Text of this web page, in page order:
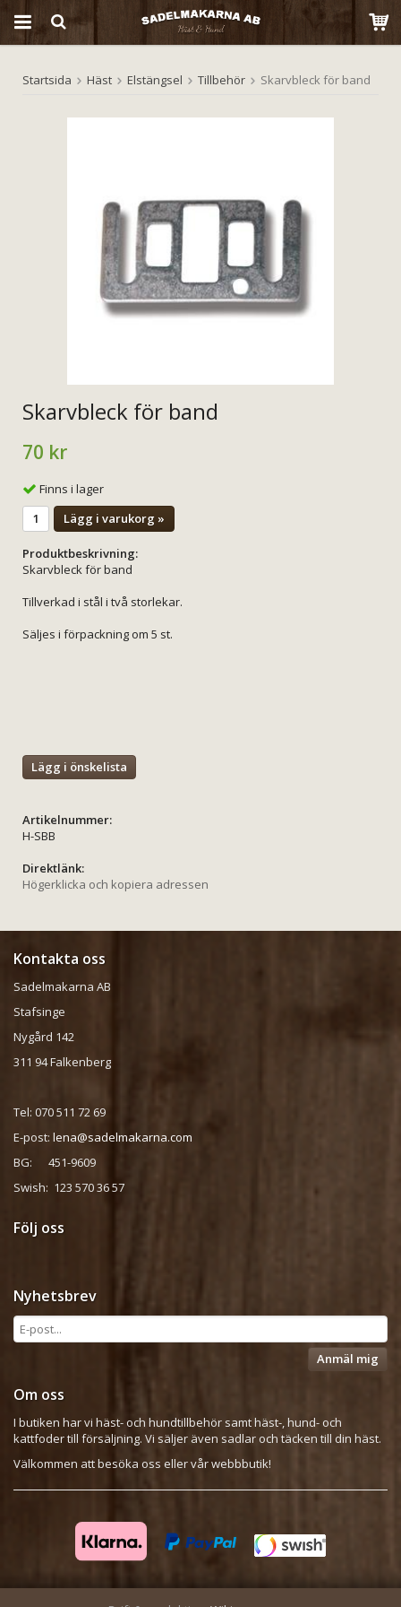
Produkten har blivit tillagd i varukorgen
Startsida Häst Elstängsel Tillbehör Skarvbleck för band
Skarvbleck för band
70 kr
Finns i lager
Lägg i varukorg »
Produktbeskrivning:
Skarvbleck för band
Tillverkad i stål i två storlekar.
Säljes i förpackning om 5 st.
Lägg i önskelista
Artikelnummer:
H-SBB
Direktlänk:
Högerklicka och kopiera adressen
Kontakta oss
Sadelmakarna AB
Stafsinge
Nygård 142
311 94 Falkenberg
Tel: 070 511 72 69
E-post: lena@sadelmakarna.com
BG: 451-9609
Swish: 123 570 36 57
Följ oss
Nyhetsbrev
Anmäl mig
Om oss
I butiken har vi häst- och hundtillbehör samt häst-, hund- och
kattfoder till försäljning. Vi säljer även sadlar och täcken till din häst.
Välkommen att besöka oss eller vår webbbutik!